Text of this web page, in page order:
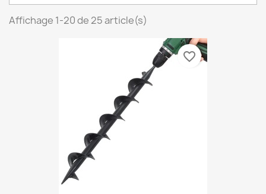
Affichage 1-20 de 25 article(s)
favorite_border